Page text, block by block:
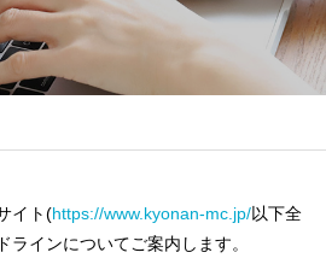
診療科
イト(https://www.kyonan-mc.jp/以下全
ラインについてご案内します。